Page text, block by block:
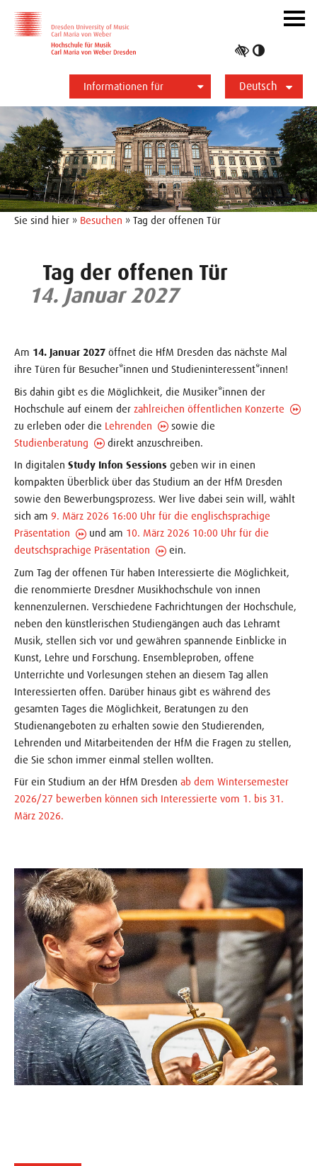
Informationen für
Studierende
Bewerber*innen
International
Presse
Alumni
Deutsch
English
ein-/
Sie sind hier » Besuchen » Tag der offenen Tür
Tag der offenen Tür
14. Januar 2027
Am 14. Januar 2027 öffnet die HfM Dresden das nächste Mal
ihre Türen für Besucher*innen und Studieninteressent*innen!
Bis dahin gibt es die Möglichkeit, die Musiker*innen der
Hochschule auf einem der zahlreichen öffentlichen Konzerte
zu erleben oder die Lehrenden
sowie die
Studienberatung
direkt anzuschreiben.
In digitalen Study Infon Sessions geben wir in einen
kompakten Überblick über das Studium an der HfM Dresden
sowie den Bewerbungsprozess. Wer live dabei sein will, wählt
sich am 9. März 2026 16:00 Uhr für die englischsprachige
Präsentation
und am 10. März 2026 10:00 Uhr für die
deutschsprachige Präsentation
ein.
Zum Tag der offenen Tür haben Interessierte die Möglichkeit,
die renommierte Dresdner Musikhochschule von innen
kennenzulernen. Verschiedene Fachrichtungen der Hochschule,
neben den künstlerischen Studiengängen auch das Lehramt
Musik, stellen sich vor und gewähren spannende Einblicke in
Kunst, Lehre und Forschung. Ensembleproben, offene
Unterrichte und Vorlesungen stehen an diesem Tag allen
Interessierten offen. Darüber hinaus gibt es während des
gesamten Tages die Möglichkeit, Beratungen zu den
Studienangeboten zu erhalten sowie den Studierenden,
Lehrenden und Mitarbeitenden der HfM die Fragen zu stellen,
die Sie schon immer einmal stellen wollten.
Für ein Studium an der HfM Dresden ab dem Wintersemester
2026/27 bewerben können sich Interessierte vom 1. bis 31.
März 2026.